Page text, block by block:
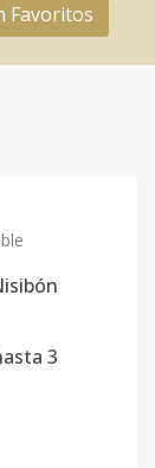
Favoritos
3